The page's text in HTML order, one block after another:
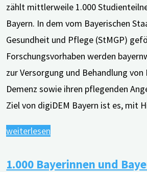
zählt mittlerweile 1.000
Bayern. In dem vom Bayerischen
Gesundheit und Pflege (StMGP)
Forschungsvorhaben werden
zur Versorgung und Behandlung
Demenz sowie ihren pflegenden
Ziel von digiDEM Bayern ist es, mit
weiterlesen
und
1.000 Bayerinnen und